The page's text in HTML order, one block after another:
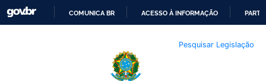
O
CONTEÚDO
COMUNICA BR ACESSO À INFORMAÇÃO
Pesquisar Legislação